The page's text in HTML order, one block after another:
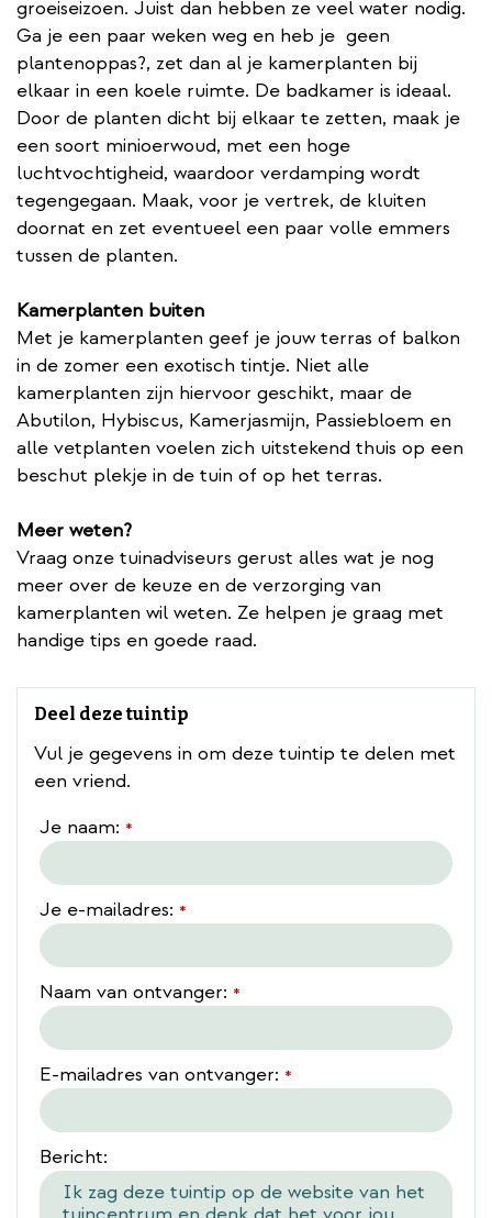
groeiseizoen. Juist dan hebben ze veel water nodig.
Ga je een paar weken weg en heb je geen
plantenoppas?, zet dan al je kamerplanten bij
elkaar in een koele ruimte. De badkamer is ideaal.
Door de planten dicht bij elkaar te zetten, maak je
een soort minioerwoud, met een hoge
luchtvochtigheid, waardoor verdamping wordt
tegengegaan. Maak, voor je vertrek, de kluiten
doornat en zet eventueel een paar volle emmers
tussen de planten.
Kamerplanten buiten
Met je kamerplanten geef je jouw terras of balkon
in de zomer een exotisch tintje. Niet alle
kamerplanten zijn hiervoor geschikt, maar de
Abutilon, Hybiscus, Kamerjasmijn, Passiebloem en
alle vetplanten voelen zich uitstekend thuis op een
beschut plekje in de tuin of op het terras.
Meer weten?
Vraag onze tuinadviseurs gerust alles wat je nog
meer over de keuze en de verzorging van
kamerplanten wil weten. Ze helpen je graag met
handige tips en goede raad.
Deel deze tuintip
Vul je gegevens in om deze tuintip te delen met
een vriend.
Je naam: *
Je e-mailadres: *
Naam van ontvanger: *
E-mailadres van ontvanger: *
Bericht: